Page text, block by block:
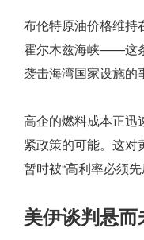
布伦特原油价格维持
霍尔木兹海峡——这
袭击海湾国家设施的
高企的燃料成本正迅
紧政策的可能。这
暂时被“高利率必须先
美伊谈判悬